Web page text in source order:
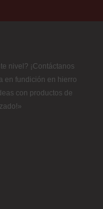
nivel? ¡Contáctanos
en fundición en hierro
con productos de